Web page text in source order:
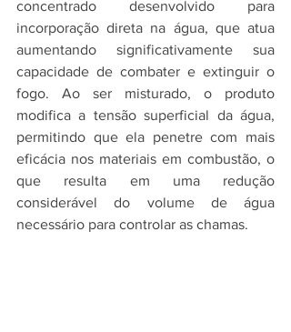
concentrado desenvolvido para
incorporação direta na água, que atua
aumentando significativamente sua
capacidade de combater e extinguir o
fogo. Ao ser misturado, o produto
modifica a tensão superficial da água,
permitindo que ela penetre com mais
eficácia nos materiais em combustão, o
que resulta em uma redução
considerável do volume de água
necessário para controlar as chamas.